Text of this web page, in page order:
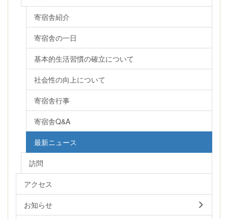
寄宿舎紹介
寄宿舎の一日
基本的生活習慣の確立について
社会性の向上について
寄宿舎行事
寄宿舎Q&A
最新ニュース
訪問
アクセス
お知らせ